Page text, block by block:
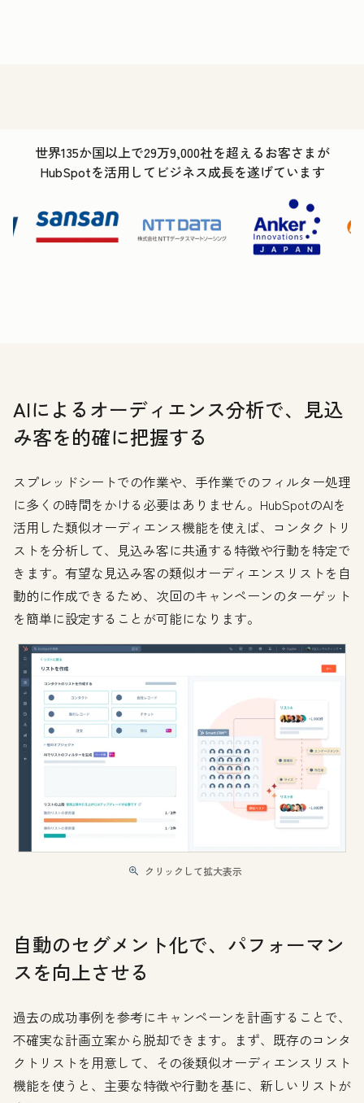
世界135か国以上で29万9,000社を超えるお客さまが
HubSpotを活用してビジネス成長を遂げています
AIによるオーディエンス分析で、見込
み客を的確に把握する
スプレッドシートでの作業や、手作業でのフィルター処理
に多くの時間をかける必要はありません。HubSpotのAIを
活用した類似オーディエンス機能を使えば、コンタクトリ
ストを分析して、見込み客に共通する特徴や行動を特定で
きます。有望な見込み客の類似オーディエンスリストを自
動的に作成できるため、次回のキャンペーンのターゲット
を簡単に設定することが可能になります。
クリックして拡大表示
自動のセグメント化で、パフォーマン
スを向上させる
過去の成功事例を参考にキャンペーンを計画することで、
不確実な計画立案から脱却できます。まず、既存のコンタ
クトリストを用意して、その後類似オーディエンスリスト
機能を使うと、主要な特徴や行動を基に、新しいリストが